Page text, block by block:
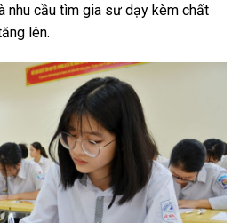
nhu cầu tìm gia sư dạy kèm chất
lên.